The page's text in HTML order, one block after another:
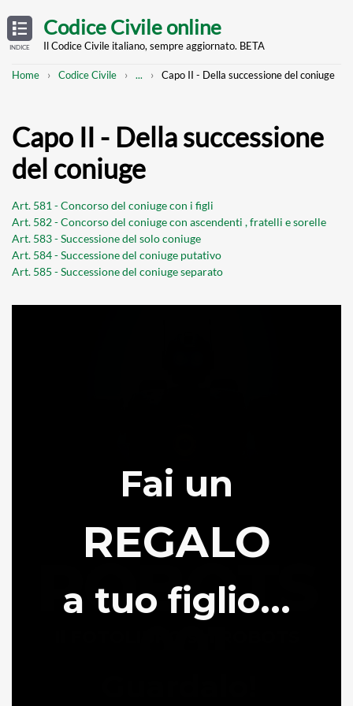
TABLE
OF
CONTENTS
INDICE
main
Codice Civile online
Il Codice Civile italiano, sempre aggiornato. BETA
Breadcrumb
Home Codice Civile
Mostra
... Capo II - Della successione del coniuge
Capo II - Della successione
del coniuge
Art. 581 - Concorso del coniuge con i figli
Art. 582 - Concorso del coniuge con ascendenti , fratelli e sorelle
Art. 583 - Successione del solo coniuge
Art. 584 - Successione del coniuge putativo
Art. 585 - Successione del coniuge separato